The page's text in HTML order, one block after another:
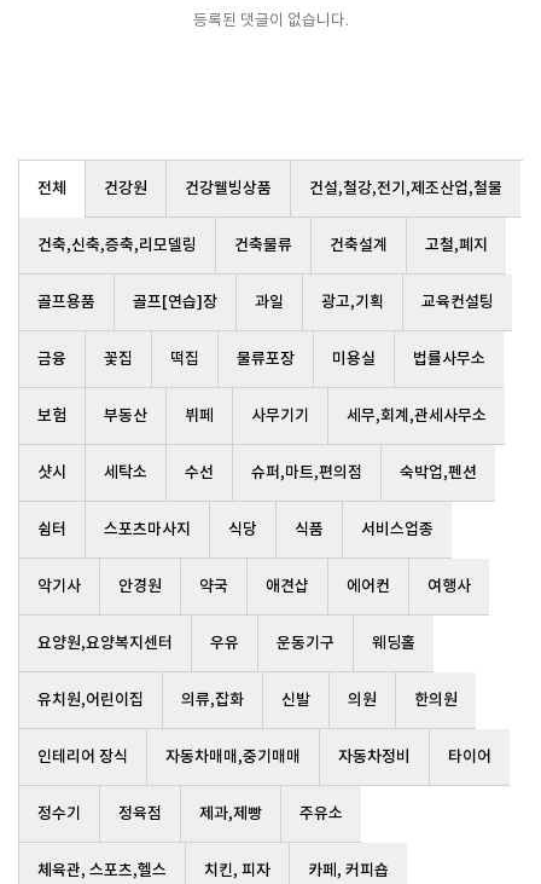
등록된 댓글이 없습니다.
전체 건강원 건강웰빙상품 건설,철강,전기,제조산업,철물
건축,신축,증축,리모델링 건축물류 건축설계 고철,폐지
골프용품 골프[연습]장 과일 광고,기획 교육컨설팅
금융 꽃집 떡집 물류포장 미용실 법률사무소
보험 부동산 뷔페 사무기기 세무,회계,관세사무소
샷시 세탁소 수선 슈퍼,마트,편의점 숙박업,펜션
쉼터 스포츠마사지 식당 식품 서비스업종
악기사 안경원 약국 애견샵 에어컨 여행사
요양원,요양복지센터 우유 운동기구 웨딩홀
유치원,어린이집 의류,잡화 신발 의원 한의원
인테리어 장식 자동차매매,중기매매 자동차정비 타이어
정수기 정육점 제과,제빵 주유소
체육관, 스포츠,헬스 치킨, 피자 카페, 커피숍